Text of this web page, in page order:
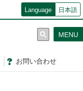
Language 日本語
お問い合わせ
MENU